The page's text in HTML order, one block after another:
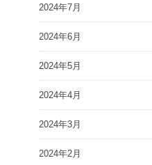
2024年7月
2024年6月
2024年5月
2024年4月
2024年3月
2024年2月